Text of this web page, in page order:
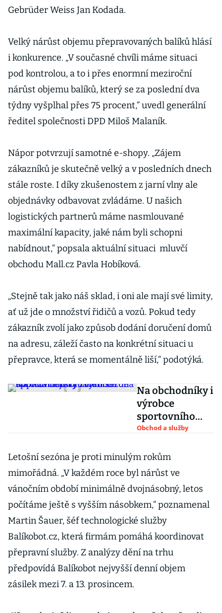
Gebrüder Weiss Jan Kodada.
Velký nárůst objemu přepravovaných balíků hlásí
i konkurence. „V současné chvíli máme situaci
pod kontrolou, a to i přes enormní meziroční
nárůst objemu balíků, který se za poslední dva
týdny vyšplhal přes 75 procent,“ uvedl generální
ředitel společnosti DPD Miloš Malaník.
Nápor potvrzují samotné e-shopy. „Zájem
zákazníků je skutečně velký a v posledních dnech
stále roste. I díky zkušenostem z jarní vlny ale
objednávky odbavovat zvládáme. U našich
logistických partnerů máme nasmlouvané
maximální kapacity, jaké nám byli schopni
nabídnout,“ popsala aktuální situaci mluvčí
obchodu Mall.cz Pavla Hobíková.
„Stejně tak jako náš sklad, i oni ale mají své limity,
ať už jde o množství řidičů a vozů. Pokud tedy
zákazník zvolí jako způsob dodání doručení domů
na adresu, záleží často na konkrétní situaci u
přepravce, která se momentálně liší,“ podotýká.
Na obchodníky i
výrobce
sportovního
vybavení tvrdě
zimní sezona
Obchod a služby
Letošní sezóna je proti minulým rokům
mimořádná. „V každém roce byl nárůst ve
vánočním období minimálně dvojnásobný, letos
počítáme ještě s vyšším násobkem,“ poznamenal
Martin Šauer, šéf technologické služby
Balíkobot.cz, která firmám pomáhá koordinovat
přepravní služby. Z analýzy dění na trhu
předpovídá Balíkobot nejvyšší denní objem
zásilek mezi 7. a 13. prosincem.